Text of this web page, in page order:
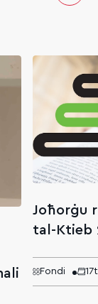
Joħorġu
tal-Ktieb
Fondi